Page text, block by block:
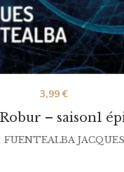
– saison1
3,99€
FUENTEALBA JACQUES